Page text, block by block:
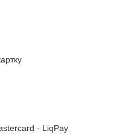
- LiqPay